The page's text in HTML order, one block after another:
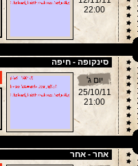
22:00
סינקופה - חיפה
יום ג'
25/10/11
21:00
אחר - אחר